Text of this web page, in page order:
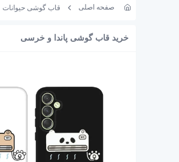
صفحه اصلی قاب گوشی حیوانات
خرید قاب گوشی پاندا و خرسی